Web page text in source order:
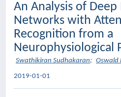
An Analysis of Deep
Networks with
Recognition from a
Neurophysiological
Swathikiran Sudhakaran; Oswald
2019-01-01